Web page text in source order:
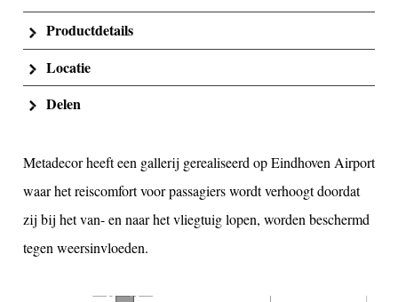
Productdetails
Locatie
Delen
Metadecor heeft een gallerij gerealiseerd op Eindhoven Airport
waar het reiscomfort voor passagiers wordt verhoogt doordat
zij bij het van- en naar het vliegtuig lopen, worden beschermd
tegen weersinvloeden.